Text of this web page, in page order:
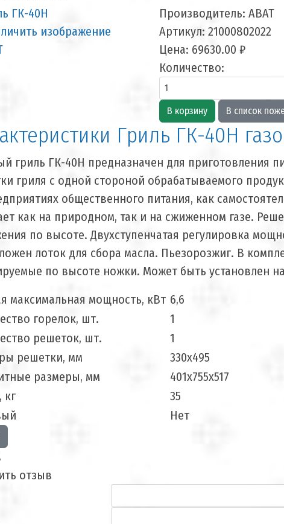
изображение
Производитель: ABAT
Артикул: 21000802022
Цена: 69630.00 ₽
Количество:
Гриль ГК-40Н
гриль ГК-40Н предназначен для приготовления
гриля с одной стороной обрабатываемого
общественного питания, как
как на природном, так и на сжиженном газе.
по высоте. Двухступенчатая регулировка
лоток для сбора масла. Пьезорозжиг. В
по высоте ножки. Может быть установлен
максимальная мощность, кВт 6,6
горелок, шт.
1
решеток, шт.
1
решетки, мм
330х495
размеры, мм
401х755х517
кг
35
Нет
отзыв